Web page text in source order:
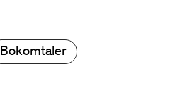
Bokomtaler